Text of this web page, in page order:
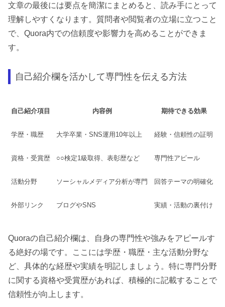
文章の最後には要点を簡潔にまとめると、読み手にとって
理解しやすくなります。質問者や閲覧者の立場に立つこと
で、Quora内での信頼度や影響力を高めることができま
す。
自己紹介欄を活かして専門性を伝える方法
自己紹介項目 内容例 期待できる効果
学歴・職歴 大学卒業・SNS運用10年以上 経験・信頼性の証明
資格・受賞歴 ○○検定1級取得、表彰歴など 専門性アピール
活動分野 ソーシャルメディア分析が専門 回答テーマの明確化
外部リンク ブログやSNS 実績・活動の裏付け
Quoraの自己紹介欄は、自身の専門性や強みをアピールす
る絶好の場です。ここには学歴・職歴・主な活動分野な
ど、具体的な経歴や実績を明記しましょう。特に専門分野
に関する資格や受賞歴があれば、積極的に記載することで
信頼性が向上します。